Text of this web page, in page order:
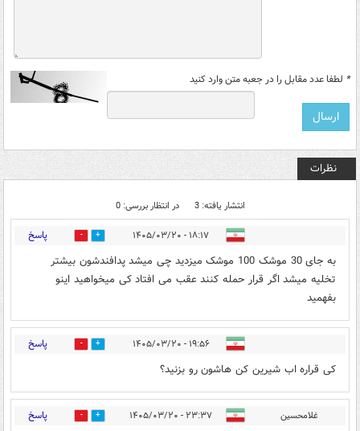
* لطفا عدد مقابل را در جعبه متن وارد کنید
نظرات
انتشار یافته: 3 در انتظار بررسی: 0
۱۸:۱۷ - ۱۴۰۵/۰۳/۲۰ 1 پاسخ
به جای 30 موشک 100 موشک میزدید چی میشد پدافندشون بیشتر
تخلیه میشد اگر قرار حمله کنند عقب می افتاد کی میخواهید اینو
بفهمید
۱۹:۵۶ - ۱۴۰۵/۰۳/۲۰ 0 پاسخ
کی قراره اب شیرین کن هاشون رو بزنید؟
غلامحسین ۲۳:۳۷ - ۱۴۰۵/۰۳/۲۰ 0 پاسخ